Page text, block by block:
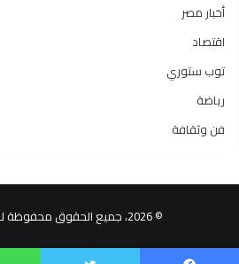
أخبار مصر
اقتصاد
توب ستوري
رياضة
فن وثقافة
© 2026، جميع الحقوق محفوظة لموقع فولومي